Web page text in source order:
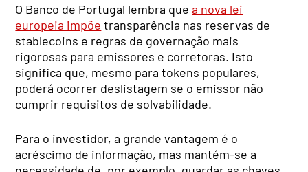
O Banco de Portugal lembra quea nova lei
europeia impõe transparência nas reservas de
stablecoins e regras de governação mais
rigorosas para emissores e corretoras. Isto
significa que, mesmo para tokens populares,
poderá ocorrer deslistagem se o emissor não
cumprir requisitos de solvabilidade.
Para o investidor, a grande vantagem é o
acréscimo de informação, mas mantém-se a